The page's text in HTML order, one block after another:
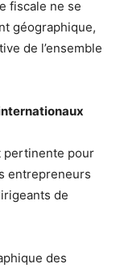
fiscale ne se
géographique,
de l’ensemble
pertinente pour
entrepreneurs
de
des